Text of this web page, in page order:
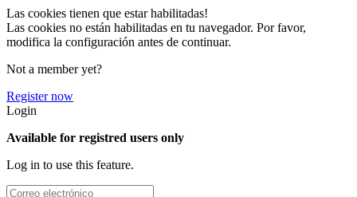
Las cookies tienen que estar habilitadas!
Las cookies no están habilitadas en tu navegador. Por favor,
modifica la configuración antes de continuar.
Not a member yet?
Register now
Login
Available for registred users only
Log in to use this feature.